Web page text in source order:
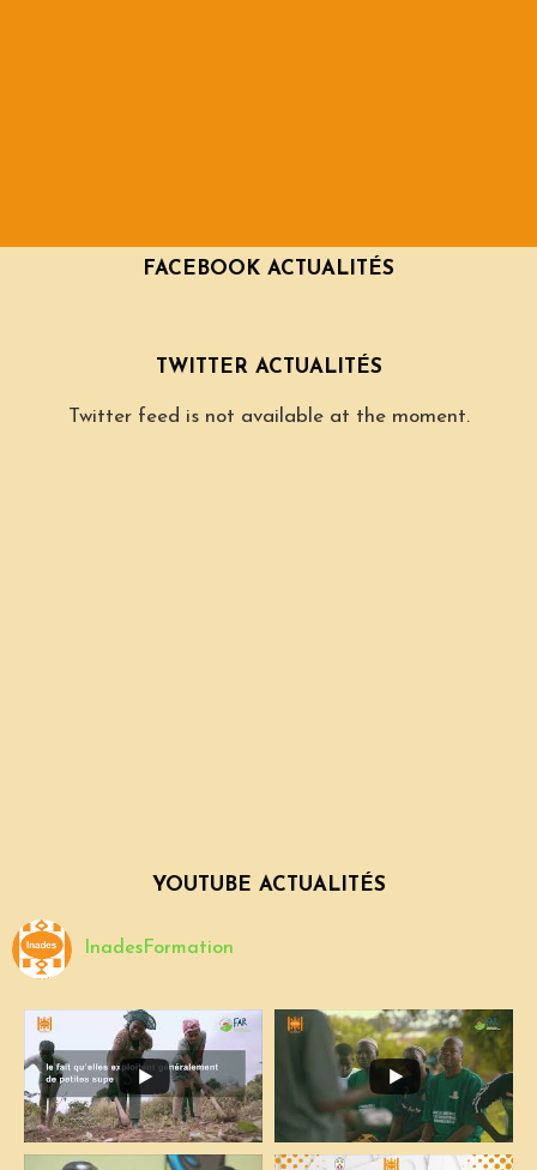
FACEBOOK ACTUALITÉS
TWITTER ACTUALITÉS
Twitter feed is not available at the moment.
YOUTUBE ACTUALITÉS
InadesFormation